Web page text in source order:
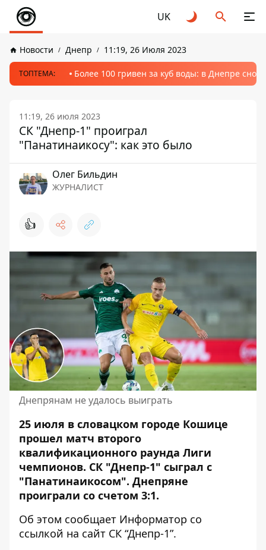
UK
Новости Днепр 11:19, 26 Июля 2023
ТОПТЕМА: Более 100 гривен за куб воды: в Днепре
11:19, 26 июля 2023
СК "Днепр-1" проиграл
"Панатинаикосу": как это было
Олег Бильдин
ЖУРНАЛИСТ
👍
Днепрянам не удалось выиграть
25 июля в словацком городе Кошице
прошел матч второго
квалификационного раунда Лиги
чемпионов. СК "Днепр-1" сыграл с
"Панатинаикосом". Днепряне
проиграли со счетом 3:1.
Об этом сообщает Информатор со
ссылкой на сайт СК “Днепр-1”.